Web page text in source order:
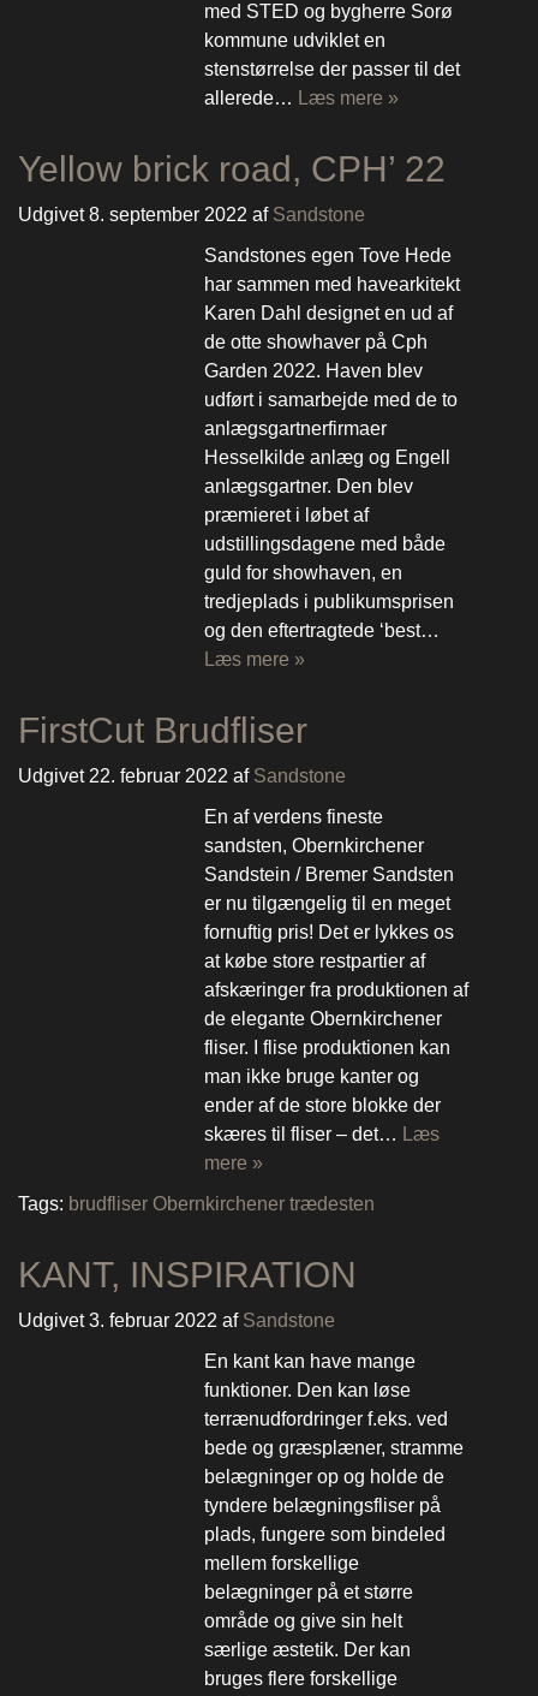
med STED og bygherre Sorø
kommune udviklet en
stenstørrelse der passer til det
allerede… Læs mere »
Yellow brick road, CPH’ 22
Udgivet8. september 2022 af Sandstone
Sandstones egen Tove Hede
har sammen med havearkitekt
Karen Dahl designet en ud af
de otte showhaver på Cph
Garden 2022. Haven blev
udført i samarbejde med de to
anlægsgartnerfirmaer
Hesselkilde anlæg og Engell
anlægsgartner. Den blev
præmieret i løbet af
udstillingsdagene med både
guld for showhaven, en
tredjeplads i publikumsprisen
og den eftertragtede ‘best…
Læs mere »
FirstCut Brudfliser
Udgivet 22. februar 2022 af Sandstone
En af verdens fineste
sandsten, Obernkirchener
Sandstein / Bremer Sandsten
er nu tilgængelig til en meget
fornuftig pris! Det er lykkes os
at købe store restpartier af
afskæringer fra produktionen af
de elegante Obernkirchener
fliser. I flise produktionen kan
man ikke bruge kanter og
ender af de store blokke der
skæres til fliser – det… Læs
mere »
Tags: brudfliser Obernkirchener trædesten
KANT, INSPIRATION
Udgivet3. februar 2022 af Sandstone
En kant kan have mange
funktioner. Den kan løse
terrænudfordringer f.eks. ved
bede og græsplæner, stramme
belægninger op og holde de
tyndere belægningsfliser på
plads, fungere som bindeled
mellem forskellige
belægninger på et større
område og give sin helt
særlige æstetik. Der kan
bruges flere forskellige